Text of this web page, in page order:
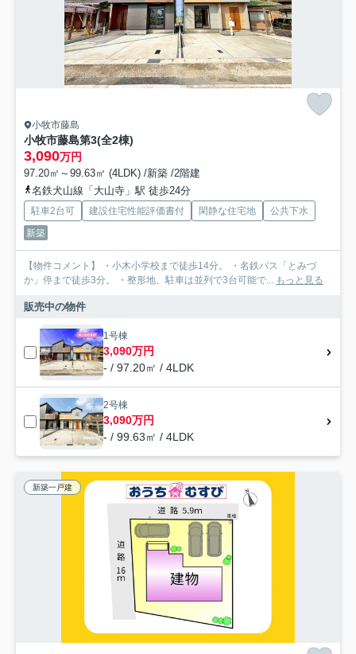
小牧市藤島
小牧市藤島第3(全2棟)
3,090万円
97.20㎡～99.63㎡ (4LDK) /新築 /2階建
名鉄犬山線「大山寺」駅 徒歩24分
駐車2台可 建設住宅性能評価書付 閑静な住宅地
公共下水
新築
【物件コメント】 ・小木小学校まで徒歩14分。 ・名鉄バス「とみづ
か」停まで徒歩3分。 ・整形地、駐車は並列で3台可能で... もっと見る
販売中の物件
1号棟
3,090万円
- / 97.20㎡ / 4LDK
2号棟
3,090万円
- / 99.63㎡ / 4LDK
新築一戸建